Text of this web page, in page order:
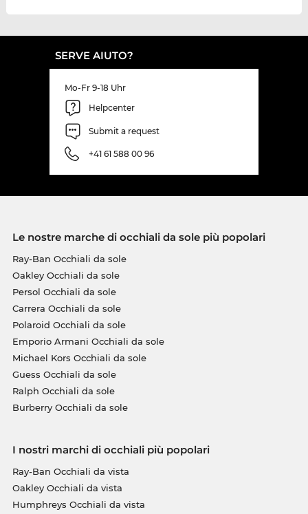
SERVE AIUTO?
Mo-Fr 9-18 Uhr
Helpcenter
Submit a request
+41 61 588 00 96
Le nostre marche di occhiali da sole più popolari
Ray-Ban Occhiali da sole
Oakley Occhiali da sole
Persol Occhiali da sole
Carrera Occhiali da sole
Polaroid Occhiali da sole
Emporio Armani Occhiali da sole
Michael Kors Occhiali da sole
Guess Occhiali da sole
Ralph Occhiali da sole
Burberry Occhiali da sole
I nostri marchi di occhiali più popolari
Ray-Ban Occhiali da vista
Oakley Occhiali da vista
Humphreys Occhiali da vista